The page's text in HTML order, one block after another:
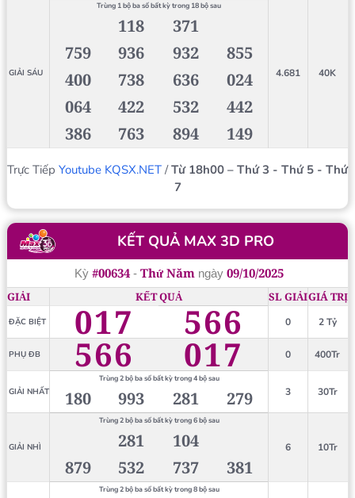
GIẢI SÁU
Trùng 1 bộ ba số bất kỳ trong 18 bộ sau
4.681 40K
118
371
759
936 932
855
400
738 636
024
064
422 532
442
386
763 894 149
Trực Tiếp Youtube KQSX.NET /Từ 18h00 – Thứ 3 - Thứ 5 - Thứ
7
KẾT QUẢ MAX 3D PRO
Kỳ #00634- Thứ Năm ngày 09/10/2025
GIẢI KẾT QUẢ SL GIẢIGIÁ TRỊ
ĐẶC BIỆT 017 566 0 2 Tỷ
PHỤ ĐB 566 017 0 400Tr
GIẢI NHẤT
Trùng 2 bộ ba số bất kỳ trong 4 bộ sau
3 30Tr
180 993 281 279
GIẢI NHÌ
Trùng 2 bộ ba số bất kỳ trong 6 bộ sau
6 10Tr
281
104
879
532 737 381
Trùng 2 bộ ba số bất kỳ trong 8 bộ sau